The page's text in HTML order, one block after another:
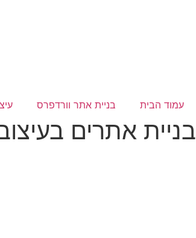
עמוד הבית בניית אתר וורדפרס
בניית אתרים